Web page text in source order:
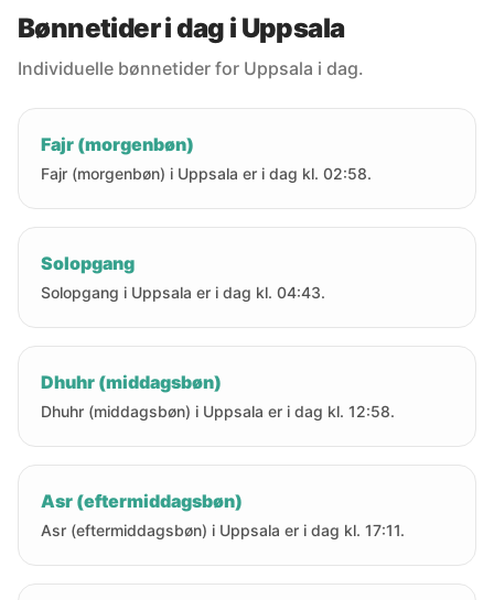
Bønnetider i dag i Uppsala
Individuelle bønnetider for Uppsala i dag.
Fajr (morgenbøn)
Fajr (morgenbøn) i Uppsala er i dag kl. 02:58.
Solopgang
Solopgang i Uppsala er i dag kl. 04:43.
Dhuhr (middagsbøn)
Dhuhr (middagsbøn) i Uppsala er i dag kl. 12:58.
Asr (eftermiddagsbøn)
Asr (eftermiddagsbøn) i Uppsala er i dag kl. 17:11.